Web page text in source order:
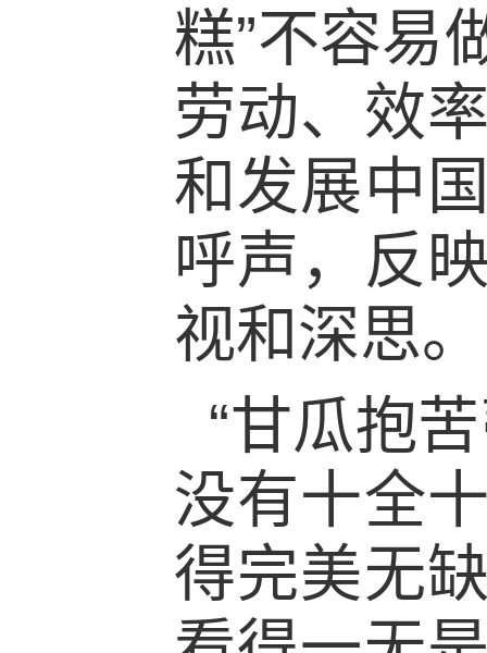
糕”不容易
劳动、效
和发展中
呼声，反
视和深思。
“甘瓜抱
没有十全
得完美无